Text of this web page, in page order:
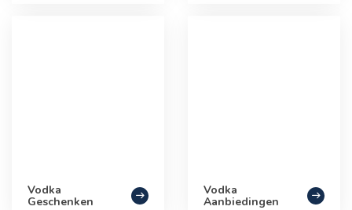
Vodka
Geschenken
Vodka
Aanbiedingen